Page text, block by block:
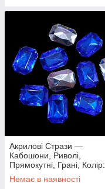
Акрилові Стрази —
Кабошони, Риволі,
Прямокутні, Грані, Колір:
Електрик, 18х13х5мм, (10
шт.)
Немає в наявності